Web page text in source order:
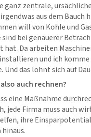
ganz zentrale,
aus dem Bauch
will von Kohle und
sind bei genauerer
Da arbeiten
und ich
das lohnt sich auf
auch rechnen?
eine Maßnahme
jede Firma muss auch
ihre